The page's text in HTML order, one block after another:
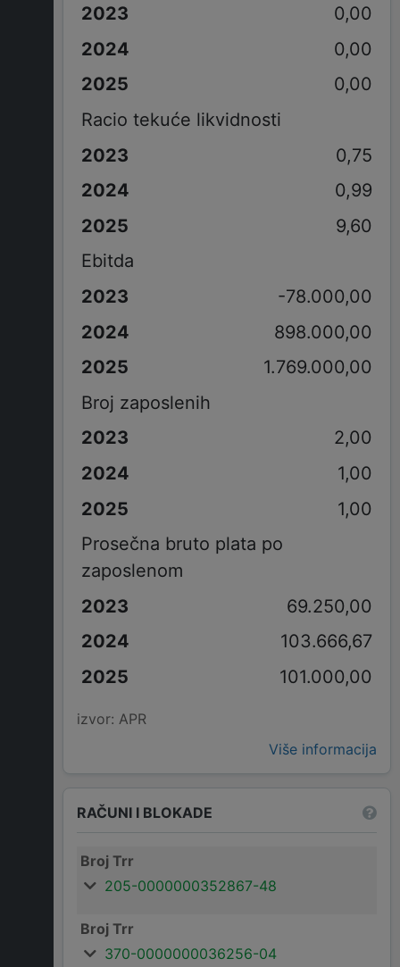
0,00
0,00
0,00
Racio tekuće likvidnosti
0,75
0,99
9,60
Ebitda
-78.000,00
898.000,00
1.769.000,00
Broj zaposlenih
2,00
1,00
1,00
Prosečna bruto plata po
zaposlenom
69.250,00
103.666,67
101.000,00
izvor: APR
Više informacija
RAČUNI I BLOKADE
Broj Trr
205-0000000352867-48
Broj Trr
370-0000000036256-04